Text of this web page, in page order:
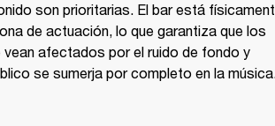
son prioritarias. El bar está
de actuación, lo que garantiza que los
afectados por el ruido de fondo y
se sumerja por completo en la